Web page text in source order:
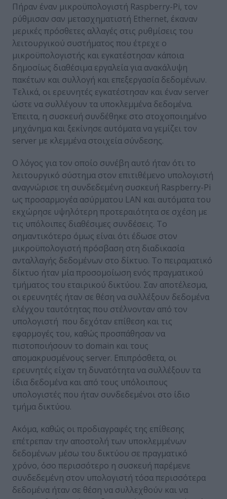
Πήραν έναν μικροϋπολογιστή Raspberry-Pi, τον
ρύθμισαν σαν μετασχηματιστή Ethernet, έκαναν
μερικές πρόσθετες αλλαγές στις ρυθμίσεις του
λειτουργικού συστήματος που έτρεχε ο
μικροϋπολογιστής και εγκατέστησαν κάποια
δημοσίως διαθέσιμα εργαλεία για ανακάλυψη
πακέτων και συλλογή και επεξεργασία δεδομένων.
Τελικά, οι ερευνητές εγκατέστησαν και έναν server
ώστε να συλλέγουν τα υποκλεμμένα δεδομένα.
Έπειτα, η συσκευή συνδέθηκε στο στοχοποιημένο
μηχάνημα και ξεκίνησε αυτόματα να γεμίζει τον
server με κλεμμένα στοιχεία σύνδεσης.
Ο λόγος για τον οποίο συνέβη αυτό ήταν ότι το
λειτουργικό σύστημα στον επιτιθέμενο υπολογιστή
αναγνώρισε τη συνδεδεμένη συσκευή Raspberry-Pi
ως προσαρμογέα ασύρματου LAN και αυτόματα του
εκχώρησε υψηλότερη προτεραιότητα σε σχέση με
τις υπόλοιπες διαθέσιμες συνδέσεις. Το
σημαντικότερο όμως είναι ότι έδωσε στον
μικροϋπολογιστή πρόσβαση στη διαδικασία
ανταλλαγής δεδομένων στο δίκτυο. Το πειραματικό
δίκτυο ήταν μία προσομοίωση ενός πραγματικού
τμήματος του εταιρικού δικτύου. Σαν αποτέλεσμα,
οι ερευνητές ήταν σε θέση να συλλέξουν δεδομένα
ελέγχου ταυτότητας που στέλνονταν από τον
υπολογιστή που δεχόταν επίθεση και τις
εφαρμογές του, καθώς προσπάθησαν να
πιστοποιήσουν το domain και τους
απομακρυσμένους server. Επιπρόσθετα, οι
ερευνητές είχαν τη δυνατότητα να συλλέξουν τα
ίδια δεδομένα και από τους υπόλοιπους
υπολογιστές που ήταν συνδεδεμένοι στο ίδιο
τμήμα δικτύου.
Ακόμα, καθώς οι προδιαγραφές της επίθεσης
επέτρεπαν την αποστολή των υποκλεμμένων
δεδομένων μέσω του δικτύου σε πραγματικό
χρόνο, όσο περισσότερο η συσκευή παρέμενε
συνδεδεμένη στον υπολογιστή τόσα περισσότερα
δεδομένα ήταν σε θέση να συλλεχθούν και να